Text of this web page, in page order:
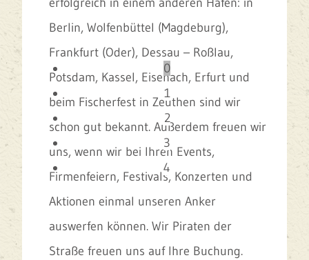
0
1
2
3
4
Berlin, Wolfenbüttel (Magdeburg),
Frankfurt (Oder), Dessau – Roßlau,
Potsdam, Kassel, Eisenach, Erfurt und
beim Fischerfest in Zeuthen sind wir
schon gut bekannt. Außerdem freuen wir
uns, wenn wir bei Ihren Events,
Firmenfeiern, Festivals, Konzerten und
Aktionen einmal unseren Anker
auswerfen können. Wir Piraten der
Straße freuen uns auf Ihre Buchung.